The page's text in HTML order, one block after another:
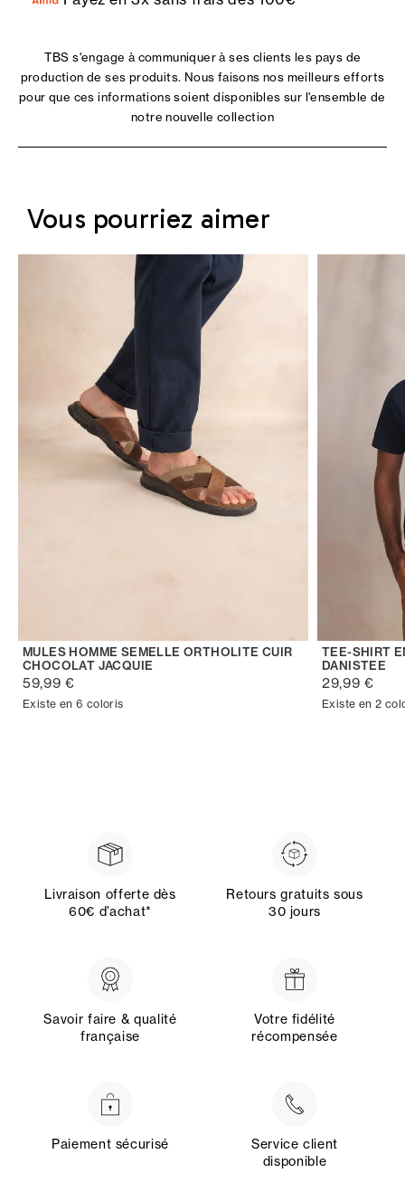
TBS s'engage à communiquer à ses clients les pays de
production de ses produits. Nous faisons nos meilleurs efforts
pour que ces informations soient disponibles sur l'ensemble de
notre nouvelle collection
Vous pourriez aimer
MULES HOMME SEMELLE ORTHOLITE CUIR
CHOCOLAT JACQUIE
59,99 €
Existe en 6 coloris
TEE-SHIRT
DANISTEE
29,99 €
Existe en 2
Livraison offerte dès
60€ d’achat*
Retours gratuits sous
30 jours
Savoir faire & qualité
française
Votre fidélité
récompensée
Paiement sécurisé
Service client
disponible